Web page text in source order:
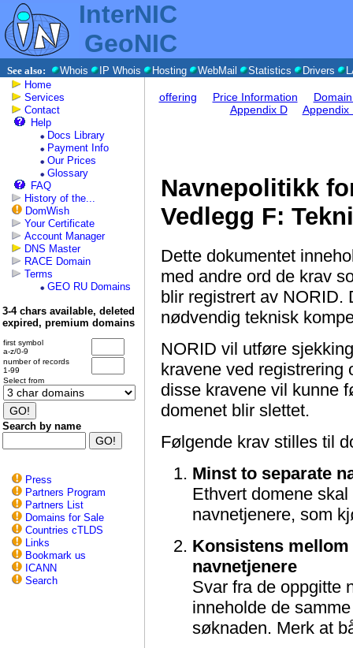
InterNIC
GeoNIC
See also: Whois IP Whois Hosting WebMail Statistics Drivers
Home
Services
Contact
Help
Docs Library
Payment Info
Our Prices
Glossary
FAQ
History of the...
DomWish
Your Certificate
Account Manager
DNS Master
RACE Domain
Terms
GEO RU Domains
3-4 chars available, deleted
expired, premium domains
first symbol
a-z/0-9
number of records
1-99
Select from
Search by name
Press
Partners Program
Partners List
Domains for Sale
Countries cTLDS
Links
Bookmark us
ICANN
Search
offering Price Information
Appendix D
Appendix
Navnepolitikk
Vedlegg F:
Dette dokumentet
med andre ord de krav
blir registrert av NORID.
nødvendig teknisk
NORID vil utføre
kravene ved registrering
disse kravene vil kunne
domenet blir slettet.
Følgende krav stilles til
Minst to separate
Ethvert domene
navnetjenere, som
Konsistens
navnetjenere
Svar fra de oppgitte
inneholde de
søknaden. Merk at